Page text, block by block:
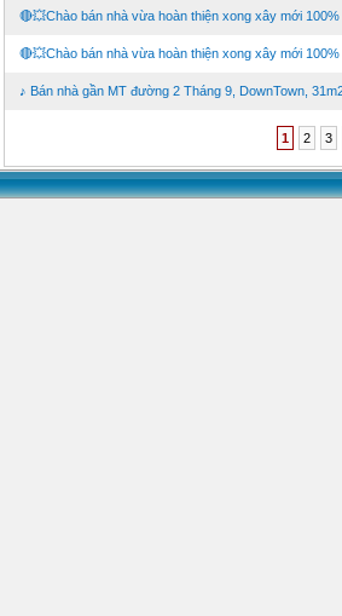
🔴💥Chào bán nhà vừa hoàn thiện xong xây mới 100%
🔴💥Chào bán nhà vừa hoàn thiện xong xây mới 100%
♪ Bán nhà gần MT đường 2 Tháng 9, DownTown,
1 2 3